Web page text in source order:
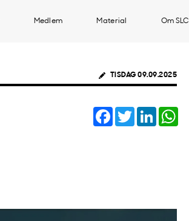
Medlem Material Om SLC
TISDAG 09.09.2025
Facebook
TwitterLinkedIn